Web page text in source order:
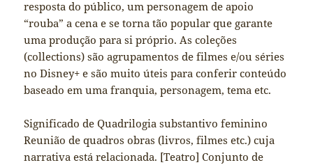
resposta do público, um personagem de apoio
“rouba” a cena e se torna tão popular que garante
uma produção para si próprio. As coleções
(collections) são agrupamentos de filmes e/ou séries
no Disney+ e são muito úteis para conferir conteúdo
baseado em uma franquia, personagem, tema etc.
Significado de Quadrilogia substantivo feminino
Reunião de quadros obras (livros, filmes etc.) cuja
narrativa está relacionada. [Teatro] Conjunto de